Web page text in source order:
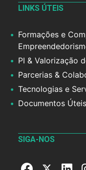
LINKS ÚTEIS
Formações e
PI & Valorização
Parcerias &
Tecnologias e
Documentos Úteis
SIGA-NOS